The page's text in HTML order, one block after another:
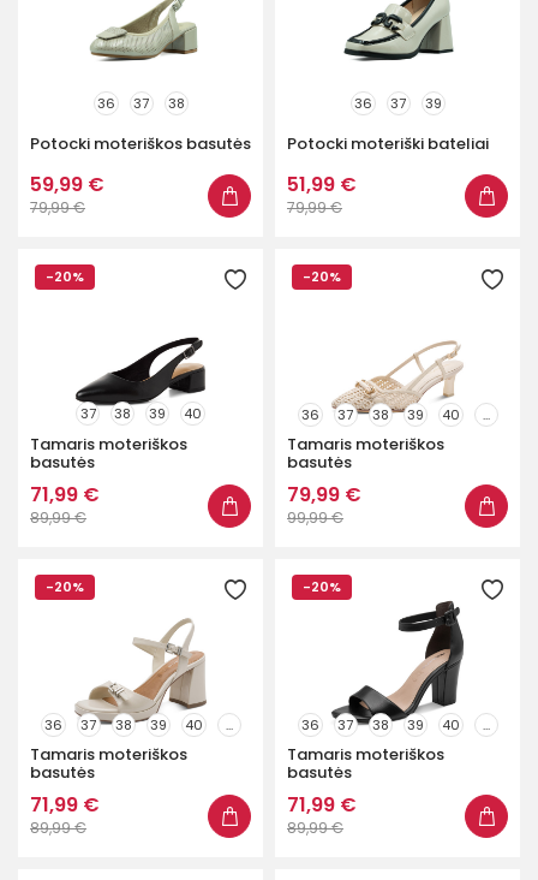
48
Prekinis ženklas
Tipas
Aukštakulniai
Mokasinai 9
Storapadžiai
Su platforma
Plotis
Parduotuvės
36 37 38
Potocki moteriškos basutės
59,99 €
79,99 €
36 37 39
Potocki moteriški bateliai
51,99 €
79,99 €
-20%
37 38 39 40
Tamaris moteriškos
basutės
71,99 €
89,99 €
-20%
36 37 38 39 40 ...
Tamaris moteriškos
basutės
79,99 €
99,99 €
-20%
36 37 38 39 40 ...
Tamaris moteriškos
basutės
71,99 €
89,99 €
-20%
36 37 38 39 40 ...
Tamaris moteriškos
basutės
71,99 €
89,99 €